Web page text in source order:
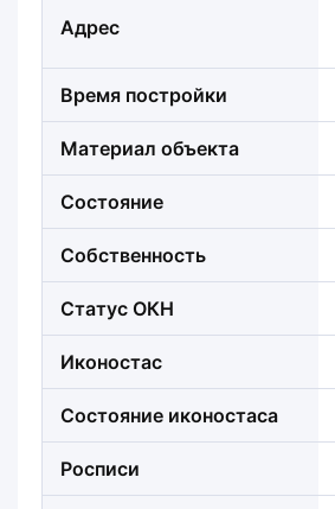
Адрес
Время постройки
Материал объекта
Состояние
Собственность
Статус ОКН
Иконостас
Состояние иконостаса
Росписи